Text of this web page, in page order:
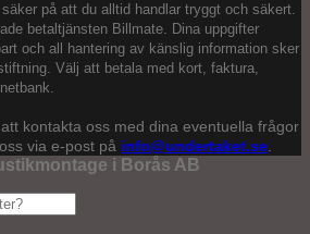
säker på att du alltid handlar tryggt och säkert.
betaltjänsten Billmate. Dina uppgifter
och all hantering av känslig information sker
Välj att betala med kort, faktura,
kontakta oss med dina eventuella frågor
via e-post på info@undertaket.se.
i Borås AB